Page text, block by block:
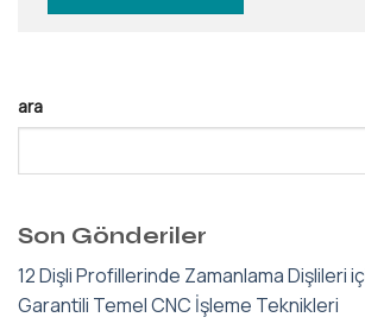
ara
Son Gönderiler
12 Dişli Profillerinde Zamanlama Dişlileri
Garantili Temel CNC İşleme Teknikleri